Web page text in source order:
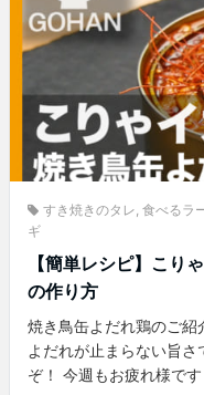
すき焼きのタレ, 食べるラ
ギ
【簡単レシピ】こり
の作り方
焼き鳥缶よだれ鶏のご紹
よだれが止まらない旨
ぞ！ 今週もお疲れ様で